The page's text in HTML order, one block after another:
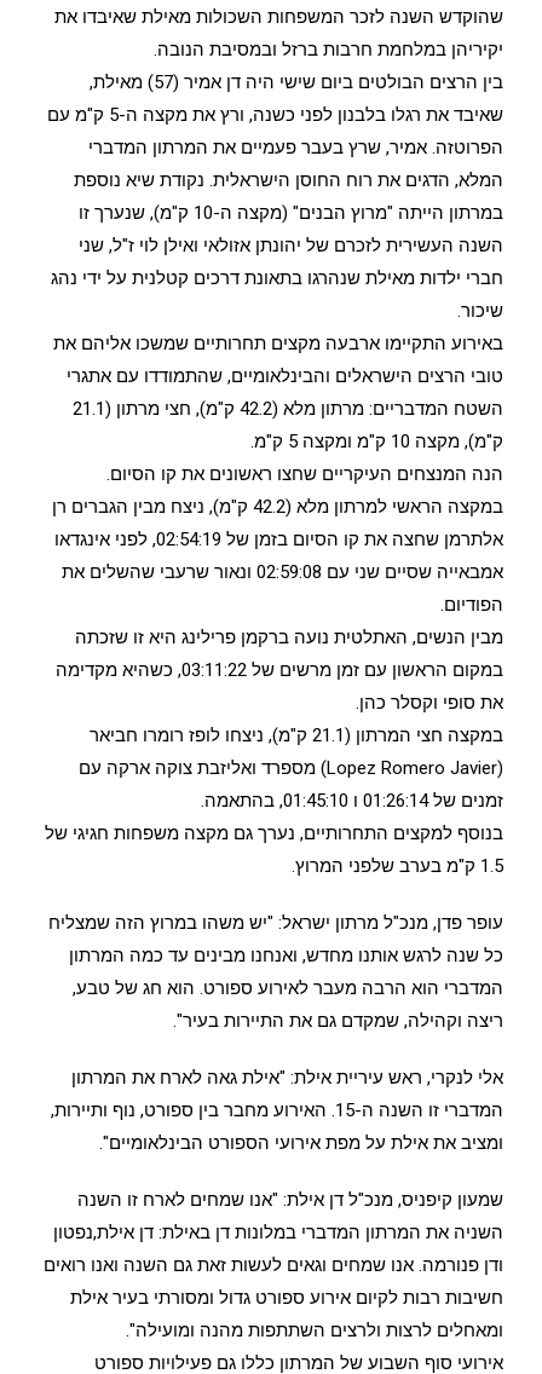
שהוקדש השנה לזכר המשפחות השכולות מאילת שאיבדו את
יקיריהן במלחמת חרבות ברזל ובמסיבת הנובה.
בין הרצים הבולטים ביום שישי היה דן אמיר (57) מאילת,
שאיבד את רגלו בלבנון לפני כשנה, ורץ את מקצה ה-5 ק"מ עם
הפרוטזה. אמיר, שרץ בעבר פעמיים את המרתון המדברי
המלא, הדגים את רוח החוסן הישראלית. נקודת שיא נוספת
במרתון הייתה "מרוץ הבנים" (מקצה ה-10 ק"מ), שנערך זו
השנה העשירית לזכרם של יהונתן אזולאי ואילן לוי ז"ל, שני
חברי ילדות מאילת שנהרגו בתאונת דרכים קטלנית על ידי נהג
שיכור.
באירוע התקיימו ארבעה מקצים תחרותיים שמשכו אליהם את
טובי הרצים הישראלים והבינלאומיים, שהתמודדו עם אתגרי
השטח המדבריים: מרתון מלא (42.2 ק"מ), חצי מרתון (21.1
ק"מ), מקצה 10 ק"מ ומקצה 5 ק"מ.
הנה המנצחים העיקריים שחצו ראשונים את קו הסיום.
במקצה הראשי למרתון מלא (42.2 ק"מ), ניצח מבין הגברים רן
אלתרמן שחצה את קו הסיום בזמן של 02:54:19, לפני אינגדאו
אמבאייה שסיים שני עם 02:59:08 ונאור שרעבי שהשלים את
הפודיום.
מבין הנשים, האתלטית נועה ברקמן פרילינג היא זו שזכתה
במקום הראשון עם זמן מרשים של 03:11:22, כשהיא מקדימה
את סופי וקסלר כהן.
במקצה חצי המרתון (21.1 ק"מ), ניצחו לופז רומרו חביאר
(Lopez Romero Javier) מספרד ואליזבת צוקה ארקה עם
זמנים של 01:26:14 ו 01:45:10, בהתאמה.
בנוסף למקצים התחרותיים, נערך גם מקצה משפחות חגיגי של
1.5 ק"מ בערב שלפני המרוץ.
עופר פדן, מנכ"ל מרתון ישראל: "יש משהו במרוץ הזה שמצליח
כל שנה לרגש אותנו מחדש, ואנחנו מבינים עד כמה המרתון
המדברי הוא הרבה מעבר לאירוע ספורט. הוא חג של טבע,
ריצה וקהילה, שמקדם גם את התיירות בעיר".
אלי לנקרי, ראש עיריית אילת: "אילת גאה לארח את המרתון
המדברי זו השנה ה-15. האירוע מחבר בין ספורט, נוף ותיירות,
ומציב את אילת על מפת אירועי הספורט הבינלאומיים".
שמעון קיפניס, מנכ"ל דן אילת: "אנו שמחים לארח זו השנה
השניה את המרתון המדברי במלונות דן באילת: דן אילת,נפטון
ודן פנורמה. אנו שמחים וגאים לעשות זאת גם השנה ואנו רואים
חשיבות רבות לקיום אירוע ספורט גדול ומסורתי בעיר אילת
ומאחלים לרצות ולרצים השתתפות מהנה ומועילה".
אירועי סוף השבוע של המרתון כללו גם פעילויות ספורט